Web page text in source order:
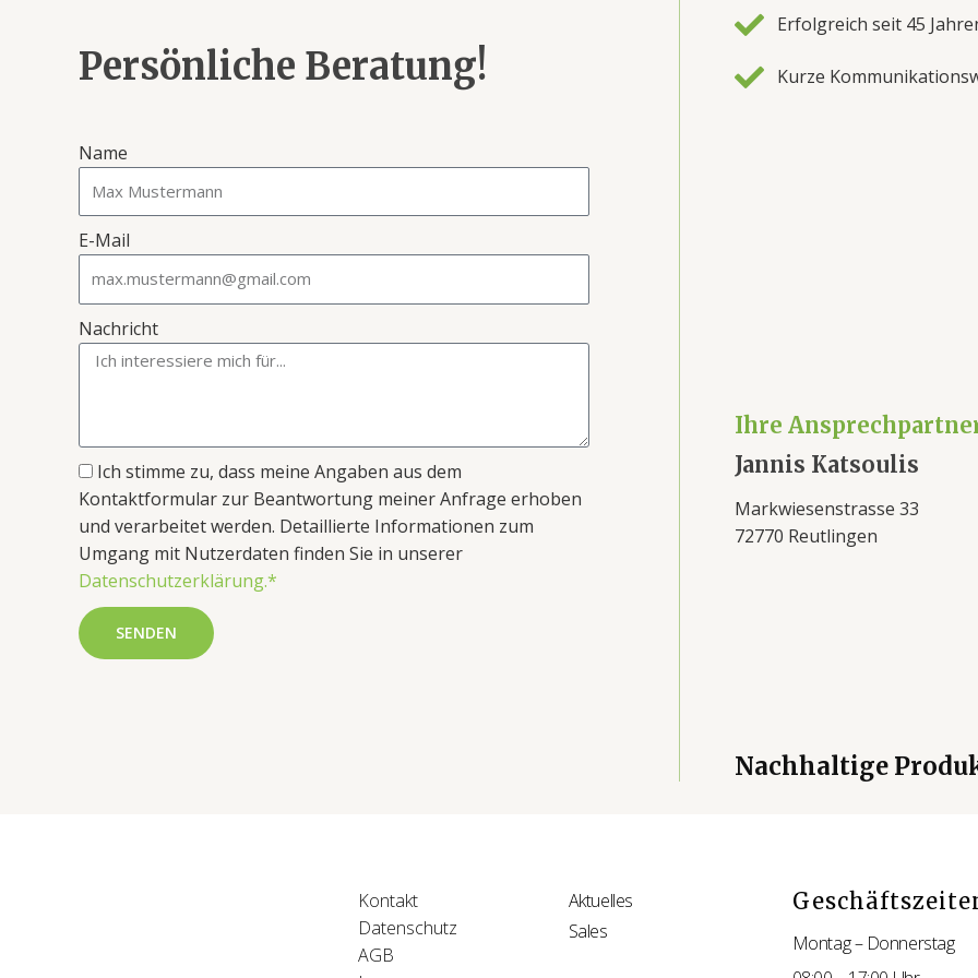
Persönliche Beratung!
Name
E-Mail
Nachricht
Ich stimme zu, dass meine Angaben aus dem
Kontaktformular zur Beantwortung meiner Anfrage erhoben
und verarbeitet werden. Detaillierte Informationen zum
Umgang mit Nutzerdaten finden Sie in unserer
Datenschutzerklärung.*
SENDEN
Erfolgreich seit 45
Kurze
Ihre
Jannis Katsoulis
Markwiesenstrasse 33
72770 Reutlingen
Nachhaltige
Kontakt
Datenschutz
AGB
Aktuelles
Sales
Montag – Donnerstag